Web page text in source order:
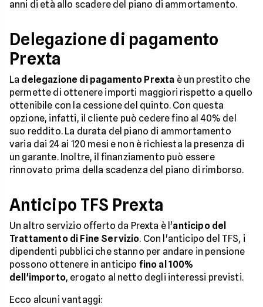
anni di età allo scadere del piano di ammortamento.
Delegazione di pagamento
Prexta
La delegazione di pagamento Prexta è un prestito che
permette di ottenere importi maggiori rispetto a quello
ottenibile con la cessione del quinto. Con questa
opzione, infatti, il cliente può cedere fino al 40% del
suo reddito. La durata del piano di ammortamento
varia dai 24 ai 120 mesi e non è richiesta la presenza di
un garante. Inoltre, il finanziamento può essere
rinnovato prima della scadenza del piano di rimborso.
Anticipo TFS Prexta
Un altro servizio offerto da Prexta è l'anticipo del
Trattamento di Fine Servizio. Con l'anticipo del TFS, i
dipendenti pubblici che stanno per andare in pensione
possono ottenere in anticipo fino al 100%
dell'importo, erogato al netto degli interessi previsti.
Ecco alcuni vantaggi: